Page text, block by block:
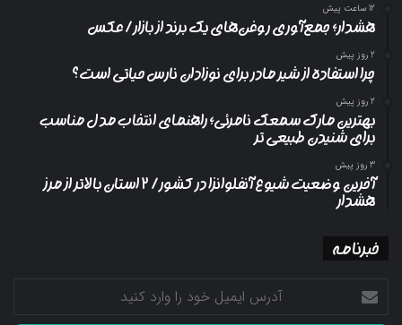
12 ساعت پیش
هشدار؛ جمع‌آوری روغن‌های یک برند از بازار/ عکس
2 روز پیش
چرا استفاده از شیر مادر برای نوزادان نارس حیاتی است؟
2 روز پیش
بهترین مارک سمعک نامرئی؛ راهنمای انتخاب مدل مناسب
برای شنیدن طبیعی تر
3 روز پیش
آخرین وضعیت شیوع آنفلوانزا در کشور/ ۲ استان بالاتر از مرز
هشدار
خبرنامه
آدرس
ایمیل